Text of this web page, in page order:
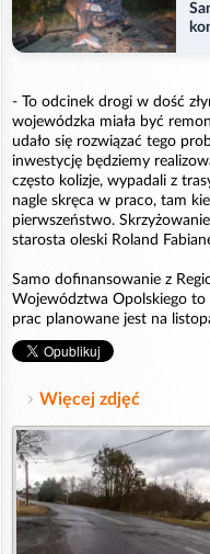
- To odcinek drogi w dość
wojewódzka miała być
udało się rozwiązać tego
inwestycję będziemy
często kolizje, wypadali z
nagle skręca w praco, tam
pierwszeństwo.
starosta oleski Roland
Samo dofinansowanie z
Województwa Opolskiego to
prac planowane jest na
Więcej zdjęć